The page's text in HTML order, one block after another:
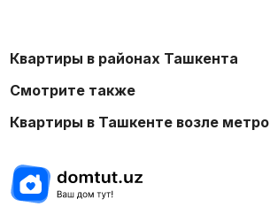
Квартиры в районах Ташкента
Смотрите также
Квартиры в Ташкенте возле метро